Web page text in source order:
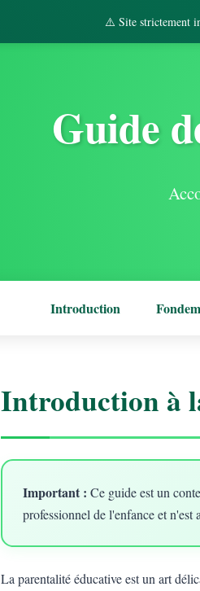
⚠️ Site strictement
Guide
Introduction
Introduction à
Important : Ce guide est un
professionnel de l'enfance et n'est
La parentalité éducative est un art